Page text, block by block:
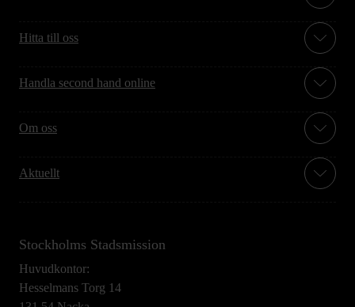
Hitta till oss
Handla second hand online
Om oss
Aktuellt
Stockholms Stadsmission
Huvudkontor:
Hesselmans Torg 14